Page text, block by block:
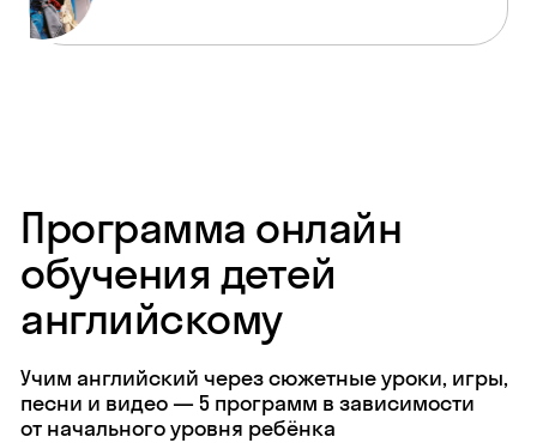
Программа онлайн
обучения детей
английскому
Учим английский через сюжетные уроки, игры,
песни и видео — 5 программ в зависимости
от начального уровня ребёнка